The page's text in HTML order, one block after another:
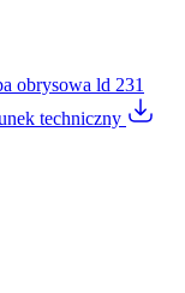
obrysowa ld 231
techniczny